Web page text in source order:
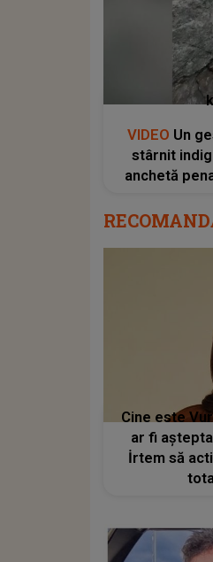
VIDEO Un
stârnit
anchetă
Cine este
ar fi
İrtem să